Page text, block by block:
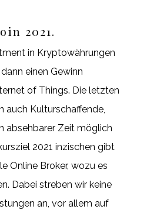
2021.
in Kryptowährungen
einen Gewinn
of Things. Die letzten
auch Kulturschaffende,
absehbarer Zeit möglich
2021 inzischen gibt
Online Broker, wozu es
Dabei streben wir keine
an, vor allem auf